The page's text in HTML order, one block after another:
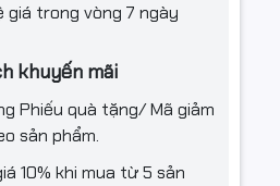
giá trong vòng 7 ngày
khuyến mãi
Phiếu quà tặng/ Mã giảm
sản phẩm.
10% khi mua từ 5 sản